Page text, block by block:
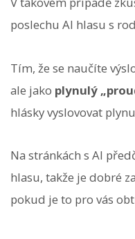
poslechu AI hlasu s
Tím, že se naučíte
ale jako plynulý
hlásky vyslovovat
Na stránkách s AI
hlasu, takže je dobré
pokud je to pro vás